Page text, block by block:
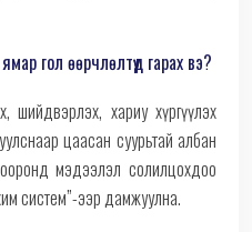
гол өөрчлөлтүүд гарах вэ?
шийдвэрлэх, хариу хүргүүлэх
цаасан суурьтай албан
мэдээлэл солилцохдоо
систем”-ээр дамжуулна.